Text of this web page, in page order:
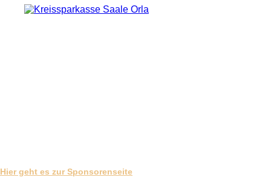
Hier geht es zur Sponsorenseite